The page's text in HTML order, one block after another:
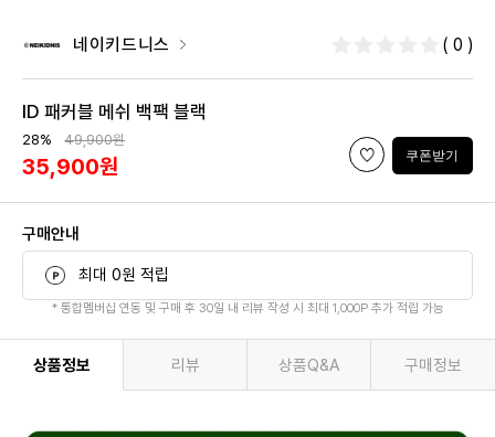
네이키드니스 ( 0 )
ID 패커블 메쉬 백팩 블랙
28% 49,900원
35,900원 쿠폰받기
구매안내
최대 0원 적립
* 통합멤버십 연동 및 구매 후 30일 내 리뷰 작성 시 최대 1,000P 추가 적립 가능
상품정보 리뷰 상품Q&A 구매정보